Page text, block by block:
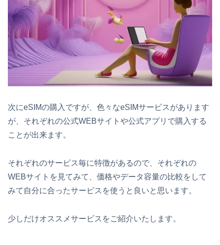
次にeSIMの購入ですが、色々なeSIMサービスがあります
が、それぞれの公式WEBサイトや公式アプリで購入する
ことが出来ます。
それぞれのサービス毎に特徴があるので、それぞれの
WEBサイトを見てみて、価格やデータ容量の比較をして
みて自分に合ったサービスを使うと良いと思います。
少しだけオススメサービスをご紹介いたします。